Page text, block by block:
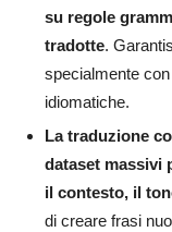
su regole
tradotte.
specialmente
idiomatiche.
La traduzione
dataset massivi
il contesto, il
di creare frasi